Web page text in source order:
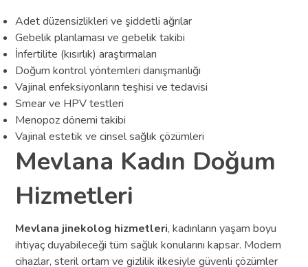
Adet düzensizlikleri ve şiddetli ağrılar
Gebelik planlaması ve gebelik takibi
İnfertilite (kısırlık) araştırmaları
Doğum kontrol yöntemleri danışmanlığı
Vajinal enfeksiyonların teşhisi ve tedavisi
Smear ve HPV testleri
Menopoz dönemi takibi
Vajinal estetik ve cinsel sağlık çözümleri
Mevlana Kadın Doğum
Hizmetleri
Mevlana jinekolog hizmetleri, kadınların yaşam boyu
ihtiyaç duyabileceği tüm sağlık konularını kapsar. Modern
cihazlar, steril ortam ve gizlilik ilkesiyle güvenli çözümler